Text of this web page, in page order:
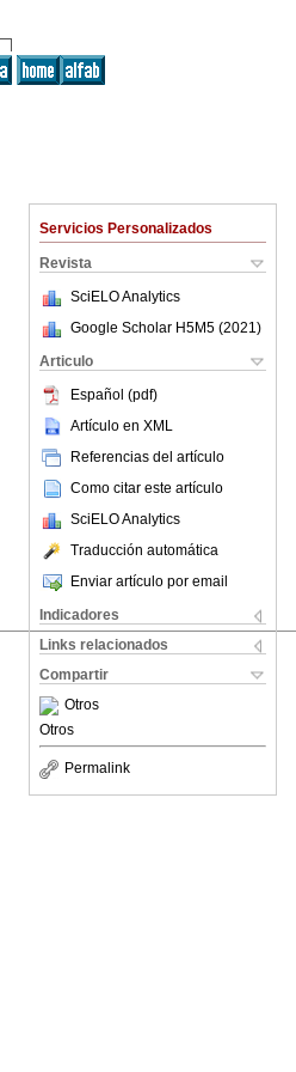
Servicios Personalizados
Revista
SciELO Analytics
Google Scholar H5M5 (2021 )
Articulo
Español (pdf)
Artículo en XML
Referencias del artículo
Como citar este artículo
SciELO Analytics
Traducción automática
Enviar artículo por email
Indicadores
Links relacionados
Compartir
Otros
Otros
Permalink